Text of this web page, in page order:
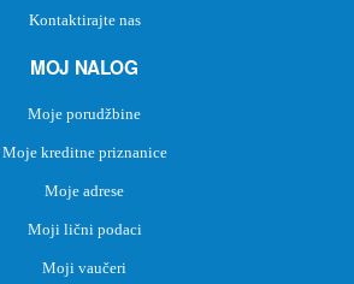
Kontaktirajte nas
MOJ NALOG
Moje porudžbine
Moje kreditne priznanice
Moje adrese
Moji lični podaci
Moji vaučeri